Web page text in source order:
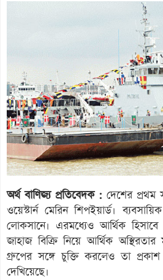
অর্থ বাণিজ্য প্রতিবেদক : দেশের প্রথম
ওয়েস্টার্ন মেরিন শিপইয়ার্ড।
লোকসানে। এরমধ্যেও আর্থিক হিসাবে
জাহাজ বিক্রি নিয়ে আর্থিক
গ্রুপের সঙ্গে চুক্তি করলেও তা
দেখিয়েছে।